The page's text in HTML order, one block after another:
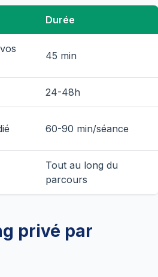
Durée
45 min
24-48h
60-90 min/séance
Tout au long du
parcours
privé par